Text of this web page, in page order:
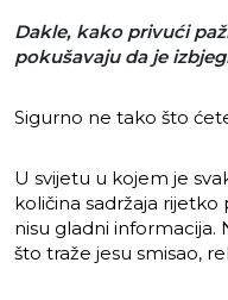
Dakle, kako privući
pokušavaju da je
Sigurno ne tako što
U svijetu u kojem je
količina sadržaja rijetko
nisu gladni informacija.
što traže jesu smisao,